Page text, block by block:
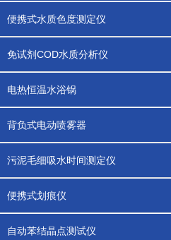
便携式水质色度测定仪
免试剂COD水质分析仪
电热恒温水浴锅
背负式电动喷雾器
污泥毛细吸水时间测定仪
便携式划痕仪
自动苯结晶点测试仪